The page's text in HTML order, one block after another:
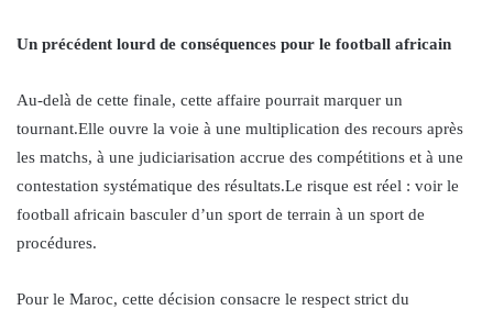
Un précédent lourd de conséquences pour le football africain
Au-delà de cette finale, cette affaire pourrait marquer un
tournant.Elle ouvre la voie à une multiplication des recours après
les matchs, à une judiciarisation accrue des compétitions et à une
contestation systématique des résultats.Le risque est réel : voir le
football africain basculer d’un sport de terrain à un sport de
procédures.
Pour le Maroc, cette décision consacre le respect strict du